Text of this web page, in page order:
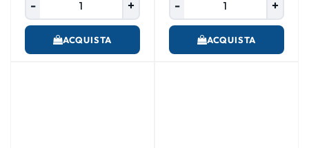
ACQUISTA ACQUISTA